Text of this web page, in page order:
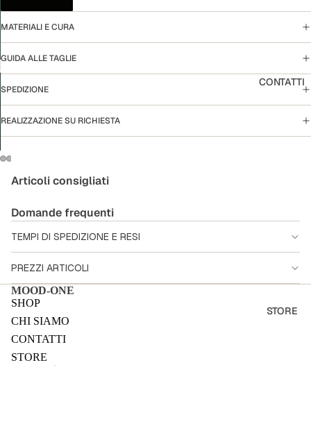
ia
ori
CONTATTI
STORE
MATERIALI E CURA
GUIDA ALLE TAGLIE
SPEDIZIONE
REALIZZAZIONE SU RICHIESTA
Articoli consigliati
Domande frequenti
TEMPI DI SPEDIZIONE E RESI
PREZZI ARTICOLI
MOOD-ONE
SHOP
CHI SIAMO
CONTATTI
STORE